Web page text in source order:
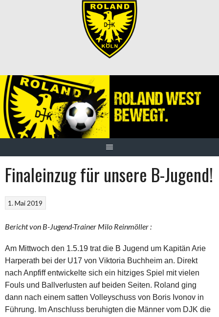
Finaleinzug für unsere B-Jugend!
1. Mai 2019
Bericht von B-Jugend-Trainer Milo Reinmöller :
Am Mittwoch den 1.5.19 trat die B Jugend um Kapitän Arie
Harperath bei der U17 von Viktoria Buchheim an. Direkt
nach Anpfiff entwickelte sich ein hitziges Spiel mit vielen
Fouls und Ballverlusten auf beiden Seiten. Roland ging
dann nach einem satten Volleyschuss von Boris Ivonov in
Führung. Im Anschluss beruhigten die Männer vom DJK die